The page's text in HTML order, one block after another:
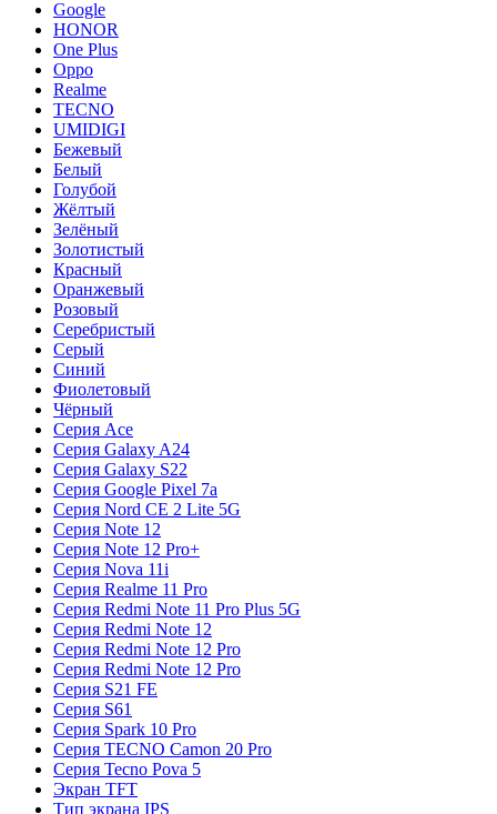
Google
HONOR
One Plus
Oppo
Realme
TECNO
UMIDIGI
Бежевый
Белый
Голубой
Жёлтый
Зелёный
Золотистый
Красный
Оранжевый
Розовый
Серебристый
Серый
Синий
Фиолетовый
Чёрный
Серия Ace
Серия Galaxy A24
Серия Galaxy S22
Серия Google Pixel 7a
Серия Nord CE 2 Lite 5G
Серия Note 12
Серия Note 12 Pro+
Серия Nova 11i
Серия Realme 11 Pro
Серия Redmi Note 11 Pro Plus 5G
Серия Redmi Note 12
Серия Redmi Note 12 Pro
Серия Redmi Note 12 Pro
Серия S21 FE
Серия S61
Серия Spark 10 Pro
Серия TECNO Camon 20 Pro
Серия Tecno Pova 5
Экран TFT
Тип экрана IPS